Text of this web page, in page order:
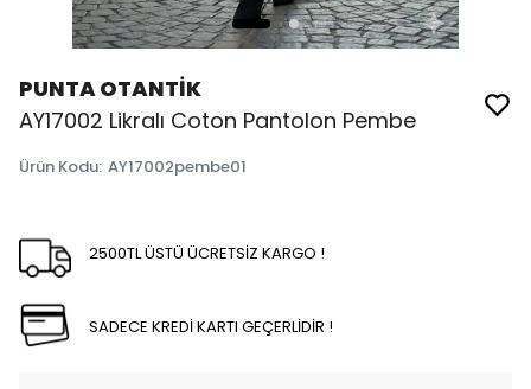
PUNTA OTANTİK
AY17002 Likralı Coton Pantolon Pembe
Ürün Kodu: AY17002pembe01
2500TL ÜSTÜ ÜCRETSİZ KARGO !
SADECE KREDİ KARTI GEÇERLİDİR !